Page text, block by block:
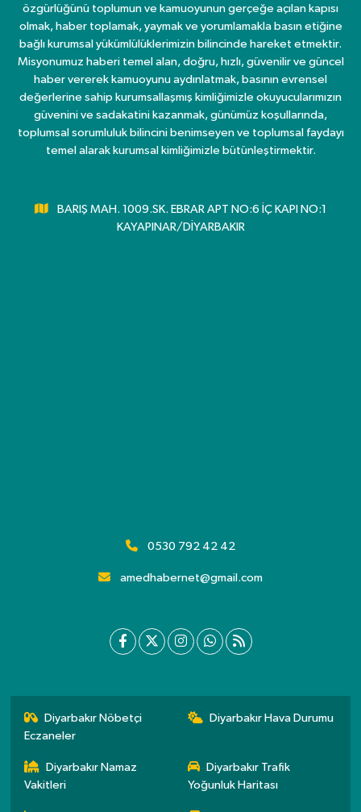
özgürlüğünü toplumun ve kamuoyunun gerçeğe açılan kapısı
olmak, haber toplamak, yaymak ve yorumlamakla basın etiğine
bağlı kurumsal yükümlülüklerimizin bilincinde hareket etmektir.
Misyonumuz haberi temel alan, doğru, hızlı, güvenilir ve güncel
haber vererek kamuoyunu aydınlatmak, basının evrensel
değerlerine sahip kurumsallaşmış kimliğimizle okuyucularımızın
güvenini ve sadakatini kazanmak, günümüz koşullarında,
toplumsal sorumluluk bilincini benimseyen ve toplumsal faydayı
temel alarak kurumsal kimliğimizle bütünleştirmektir.
BARIŞ MAH. 1009.SK. EBRAR APT NO:6 İÇ KAPI NO:1
KAYAPINAR/DİYARBAKIR
0530 792 42 42
amedhabernet@gmail.com
Diyarbakır Nöbetçi
Eczaneler
Diyarbakır Hava Durumu
Diyarbakır Namaz
Vakitleri
Diyarbakır Trafik
Yoğunluk Haritası